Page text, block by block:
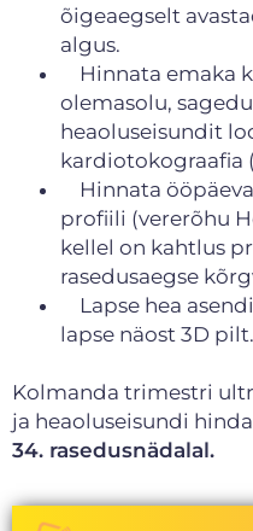
õigeaegselt
algus.
Hinnata emaka
olemasolu,
heaoluseisundit
kardiotokograafia
Hinnata
profiili (vererõhu
kellel on kahtlus
rasedusaegse
Lapse hea
lapse näost 3D pilt.
Kolmanda trimestri
ja heaoluseisundi
34. rasedusnädalal.